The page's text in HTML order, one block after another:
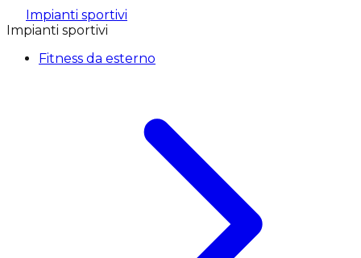
Impianti sportivi
Impianti sportivi
Fitness da esterno